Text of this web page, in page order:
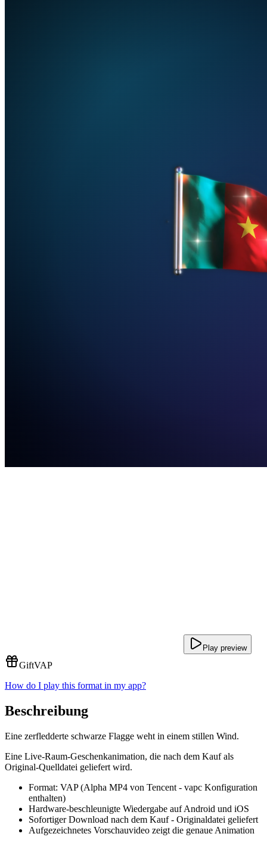
Play preview
GiftVAP
How do I play this format in my app?
Beschreibung
Eine zerfledderte schwarze Flagge weht in einem stillen Wind.
Eine Live-Raum-Geschenkanimation, die nach dem Kauf als
Original-Quelldatei geliefert wird.
Format: VAP (Alpha MP4 von Tencent - vapc Konfiguration
enthalten)
Hardware-beschleunigte Wiedergabe auf Android und iOS
Sofortiger Download nach dem Kauf - Originaldatei geliefert
Aufgezeichnetes Vorschauvideo zeigt die genaue Animation